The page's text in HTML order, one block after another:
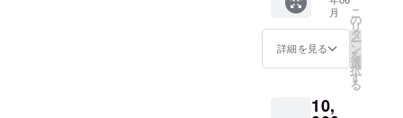
世を勝
ち抜き
城下町
に豊か
さをも
た永井
月
詳細を見る
こ
の
リ
タ
ー
ン
を
選
択
す
る
10,